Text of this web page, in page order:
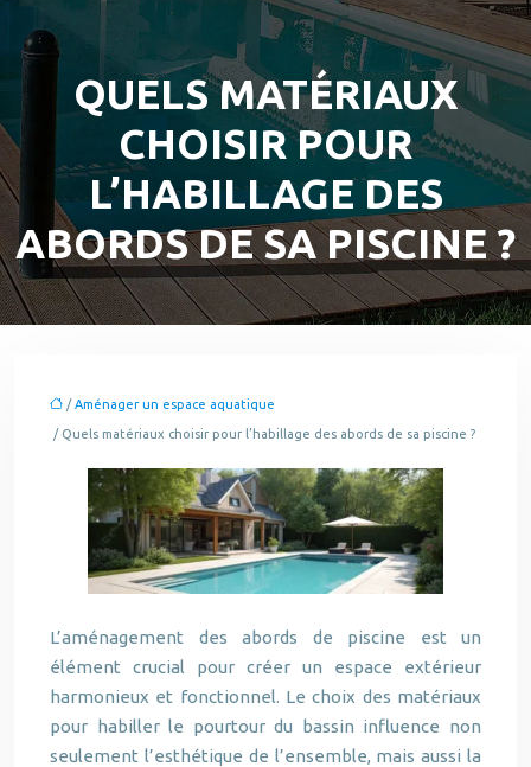
QUELS MATÉRIAUX
CHOISIR POUR
L’HABILLAGE DES
ABORDS DE SA PISCINE ?
/Aménager un espace aquatique
/ Quels matériaux choisir pour l’habillage des abords de sa piscine ?
L’aménagement des abords de piscine est un
élément crucial pour créer un espace extérieur
harmonieux et fonctionnel. Le choix des matériaux
pour habiller le pourtour du bassin influence non
seulement l’esthétique de l’ensemble, mais aussi la